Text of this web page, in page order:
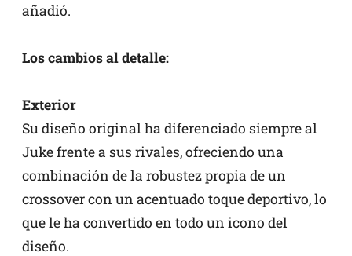
añadió.
Los cambios al detalle:
Exterior
Su diseño original ha diferenciado siempre al
Juke frente a sus rivales, ofreciendo una
combinación de la robustez propia de un
crossover con un acentuado toque deportivo, lo
que le ha convertido en todo un icono del
diseño.